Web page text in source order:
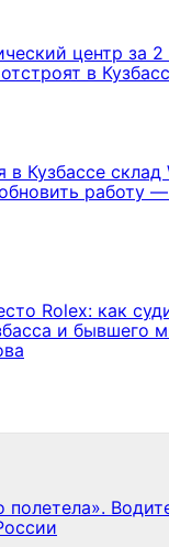
центр за
в
Кузбассе склад
работу
Rolex: как
и бывшего